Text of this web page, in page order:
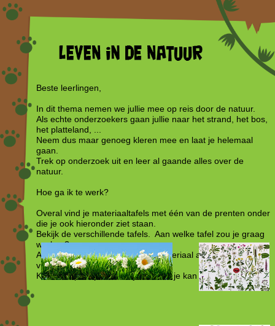
Beste leerlingen,
In dit thema nemen we jullie mee op reis door de natuur.
Als echte onderzoekers gaan jullie naar het strand, het bos,
het platteland, ...
Neem dus maar genoeg kleren mee en laat je helemaal
gaan.
Trek op onderzoek uit en leer al gaande alles over de
natuur.
Hoe ga ik te werk?
Overal vind je materiaaltafels met één van de prenten onder
die je ook hieronder ziet staan.
Bekijk de verschillende tafels. Aan welke tafel zou je graag
werken?
Als er nog een prent ligt, is het materiaal aan deze tafel nog
vrij en kan je hieraan werken.
Klik hier op de prent van je tafel en je kan aan het werk.